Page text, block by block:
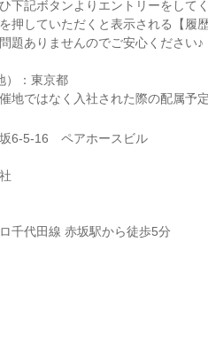
下記ボタンよりエントリーをして
押していただくと表示される【履
題ありませんのでご安心ください♪
）：東京都
地ではなく入社された際の配属予
6-5-16 ペアホースビル
千代田線 赤坂駅から徒歩5分